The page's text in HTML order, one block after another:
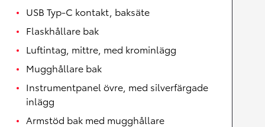
USB Typ-C kontakt, baksäte
Flaskhållare bak
Luftintag, mittre, med krominlägg
Mugghållare bak
Instrumentpanel övre, med silverfärgade
inlägg
Armstöd bak med mugghållare